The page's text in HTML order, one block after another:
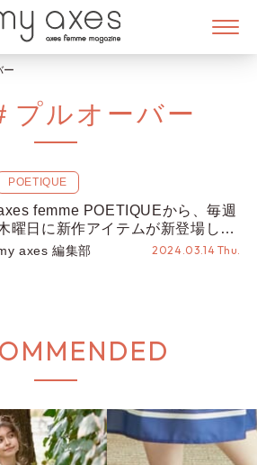
ー
プルオーバー
POETIQUE
femme POETIQUEから、毎週
曜日に新作アイテムが新登場して
ます♡
axes 編集部 2024.03.14 Thu.